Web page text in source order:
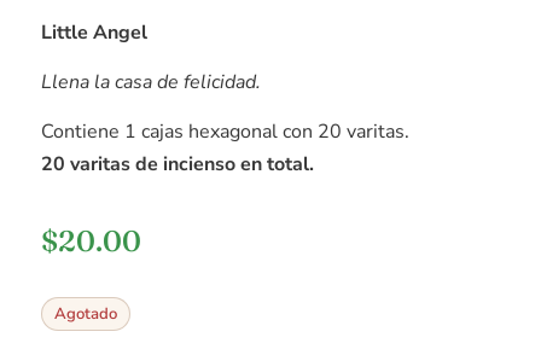
Little Angel
Llena la casa de felicidad.
Contiene 1 cajas hexagonal con 20 varitas.
20 varitas de incienso en total.
$20.00
Agotado